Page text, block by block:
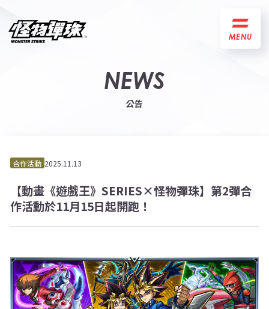
MENU
NEWS
公告
合作活動 2025.11.13
【動畫《遊戲王》SERIES×怪物彈珠】第2彈合
作活動於11月15日起開跑！